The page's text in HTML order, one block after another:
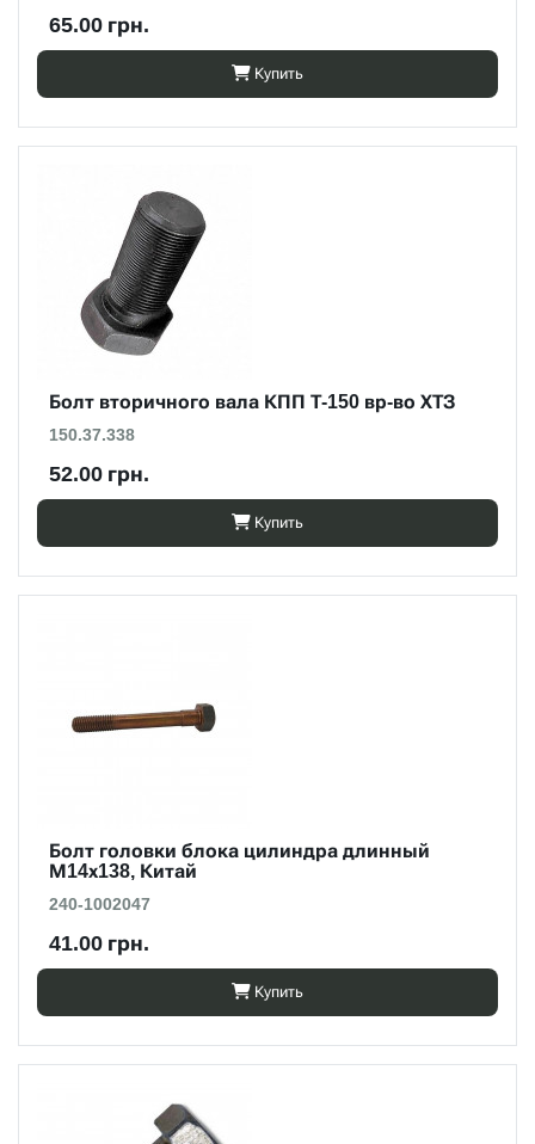
65.00 грн.
Купить
Болт вторичного вала КПП Т-150 вр-во ХТЗ
150.37.338
52.00 грн.
Купить
Болт головки блока цилиндра длинный
М14х138, Китай
240-1002047
41.00 грн.
Купить